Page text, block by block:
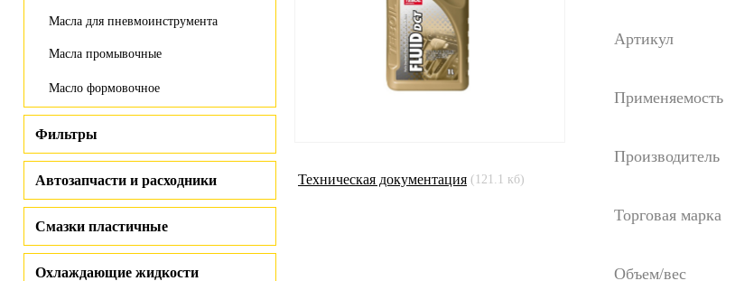
Масла для пневмоинструмента
Масла промывочные
Масло формовочное
Фильтры
Автозапчасти и расходники
Смазки пластичные
Охлаждающие жидкости
Техническая документация (121.1 кб)
Артикул
Применяемость
Производитель
Торговая марка
Объем/вес